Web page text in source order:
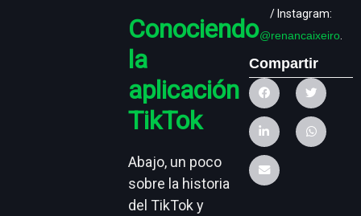
Conociendo
la
aplicación
TikTok
Abajo, un poco
sobre la historia
del TikTok y
/ Instagram:
@renancaixeiro.
Compartir